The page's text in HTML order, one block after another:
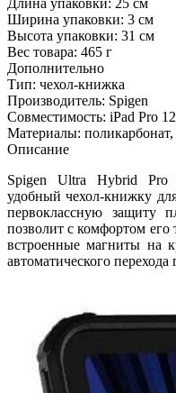
Ширина упаковки: 3 см
Высота упаковки: 31 см
Вес товара: 465 г
Дополнительно
Тип: чехол-книжка
Производитель: Spigen
Совместимость: iPad Pro
Материалы:
Описание
Spigen Ultra Hybrid Pro
удобный чехол-книжку
первоклассную защиту
позволит с комфортом его
встроенные магниты на
автоматического